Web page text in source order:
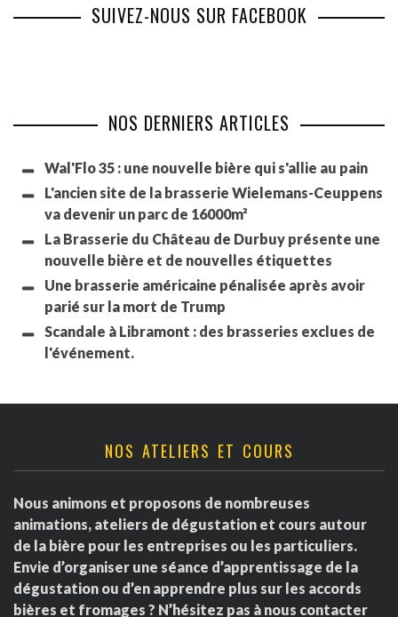
SUIVEZ-NOUS SUR FACEBOOK
NOS DERNIERS ARTICLES
Wal'Flo 35 : une nouvelle bière qui s'allie au pain
L'ancien site de la brasserie Wielemans-Ceuppens
va devenir un parc de 16000m²
La Brasserie du Château de Durbuy présente une
nouvelle bière et de nouvelles étiquettes
Une brasserie américaine pénalisée après avoir
parié sur la mort de Trump
Scandale à Libramont : des brasseries exclues de
l'événement.
NOS ATELIERS ET COURS
Nous animons et proposons de nombreuses
animations, ateliers de dégustation et cours autour
de la bière pour les entreprises ou les particuliers.
Envie d’organiser une séance d’apprentissage de la
dégustation ou d’en apprendre plus sur les accords
bières et fromages ? N’hésitez pas à nous contacter